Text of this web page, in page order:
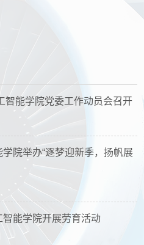
智能学院党委工作动员会召开
院举办“逐梦迎新季，扬帆展
能学院开展劳育活动